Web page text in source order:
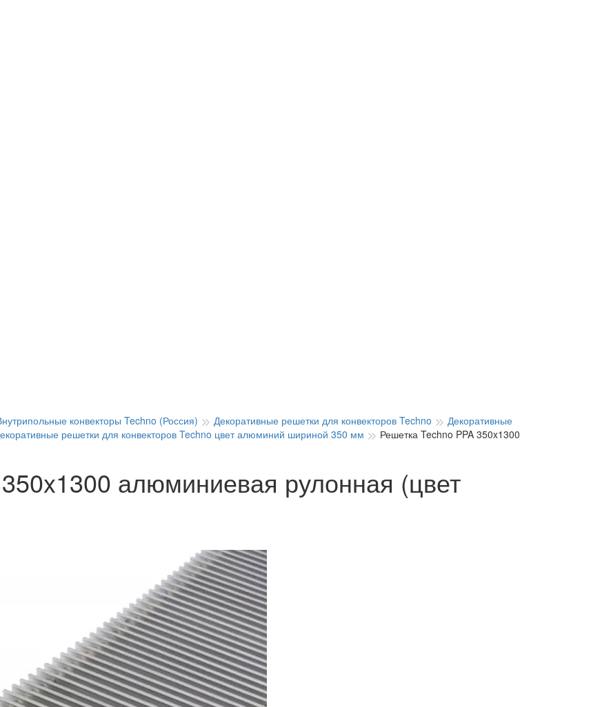
конвекторы Techno (Россия) Декоративные решетки для конвекторов Techno
Декоративные
решетки для конвекторов Techno цвет алюминий шириной 350 мм
Решетка Techno PPA 350x1300
алюминиевая рулонная (цвет